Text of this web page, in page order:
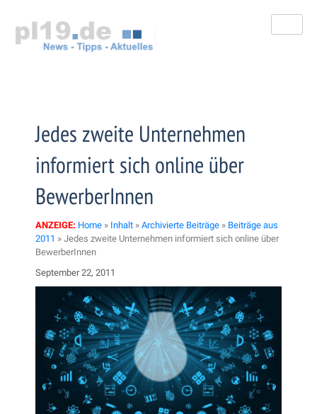
springen
Jedes zweite Unternehmen
informiert sich online über
BewerberInnen
ANZEIGE: Home » Inhalt » Archivierte Beiträge » Beiträge aus
2011 » Jedes zweite Unternehmen informiert sich online über
BewerberInnen
September 22, 2011